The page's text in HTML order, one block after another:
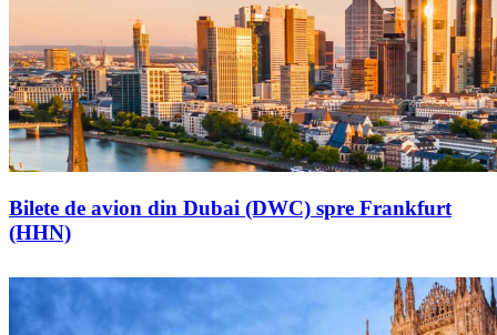
Bilete de avion din Dubai (DWC) spre Frankfurt
(HHN)